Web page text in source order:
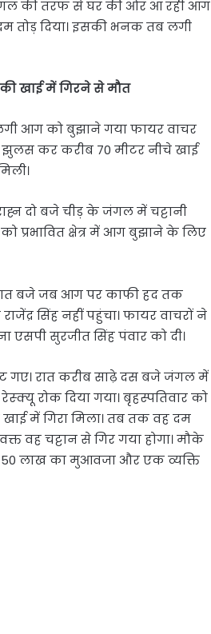
की तरफ से घर की ओर आ रही आग
तोड़ दिया। इसकी भनक तब लगी
खाई में गिरने से मौत
आग को बुझाने गया फायर वाचर
झुलस कर करीब 70 मीटर नीचे खाई
दो बजे चीड़ के जंगल में चट्टानी
प्रभावित क्षेत्र में आग बुझाने के लिए
सात बजे जब आग पर काफी हद तक
सिंह नहीं पहुंचा। फायर वाचरों ने
एसपी सुरजीत सिंह पंवार को दी।
गए। रात करीब साढ़े दस बजे जंगल में
रोक दिया गया। बृहस्पतिवार को
में गिरा मिला। तब तक वह दम
वह चट्टान से गिर गया होगा। मौके
50 लाख का मुआवजा और एक व्यक्ति